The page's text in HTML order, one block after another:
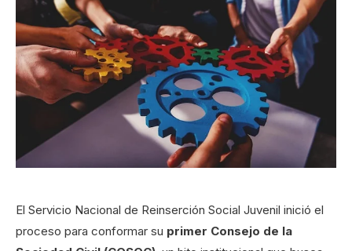
El Servicio Nacional de Reinserción Social Juvenil inició el
proceso para conformar su primer Consejo de la